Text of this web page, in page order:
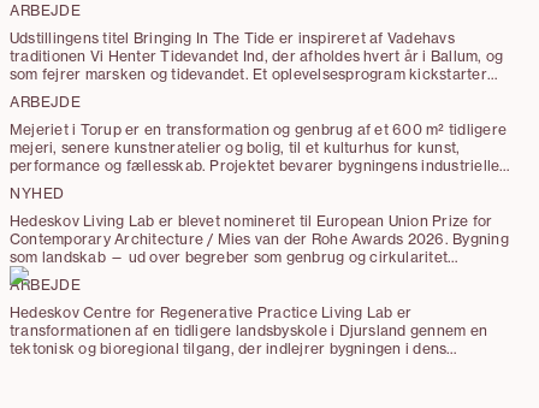
ARBEJDE
Udstillingens titel Bringing In The Tide er inspireret af Vadehavs
traditionen Vi Henter Tidevandet Ind, der afholdes hvert år i Ballum, og
som fejrer marsken og tidevandet. Et oplevelsesprogram kickstarter
Wadden Tide-sæsonen den 4. maj og tilbyder oplevelser, som publikum
kan deltage i hen over hele sommeren. Den 22. august kulminerer
udstillingen så med installationer, skulpturer og performances på
Blåvand Strand.
ARBEJDE
Mejeriet i Torup er en transformation og genbrug af et 600 m² tidligere
mejeri, senere kunstneratelier og bolig, til et kulturhus for kunst,
performance og fællesskab. Projektet bevarer bygningens industrielle
og kunstneriske karakter, mens minimale og præcise indgreb giver nye
funktioner og forbindelser.
NYHED
Hedeskov Living Lab er blevet nomineret til European Union Prize for
Contemporary Architecture / Mies van der Rohe Awards 2026. Bygning
som landskab — ud over begreber som genbrug og cirkularitet
undersøger projektet en reparativ tilgang til arkitektur gennem
princippet ”making good”
ARBEJDE
Hedeskov Centre for Regenerative Practice Living Lab er
transformationen af en tidligere landsbyskole i Djursland gennem en
tektonisk og bioregional tilgang, der indlejrer bygningen i dens